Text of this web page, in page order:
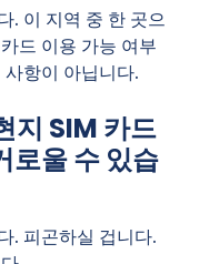
. 이 지역 중 한 곳으
드 이용 가능 여부
항이 아닙니다.
지 SIM 카드
로울 수 있습
. 피곤하실 겁니다.